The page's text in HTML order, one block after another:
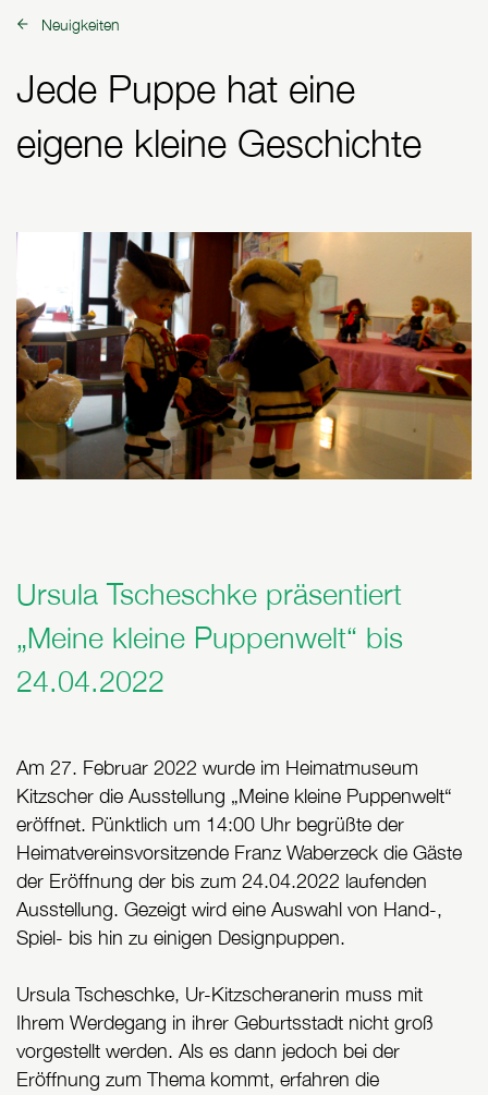
zurück zu:
Neuigkeiten
Jede Puppe hat eine
eigene kleine Geschichte
Ursula Tscheschke präsentiert
„Meine kleine Puppenwelt“ bis
24.04.2022
Am 27. Februar 2022 wurde im Heimatmuseum
Kitzscher die Ausstellung „Meine kleine Puppenwelt“
eröffnet. Pünktlich um 14:00 Uhr begrüßte der
Heimatvereinsvorsitzende Franz Waberzeck die Gäste
der Eröffnung der bis zum 24.04.2022 laufenden
Ausstellung. Gezeigt wird eine Auswahl von Hand-,
Spiel- bis hin zu einigen Designpuppen.
Ursula Tscheschke, Ur-Kitzscheranerin muss mit
Ihrem Werdegang in ihrer Geburtsstadt nicht groß
vorgestellt werden. Als es dann jedoch bei der
Eröffnung zum Thema kommt, erfahren die